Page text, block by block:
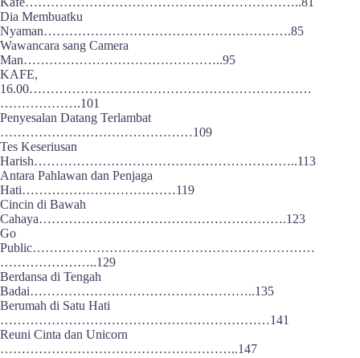
Dia Membuatku
Nyaman………………………………………………….85
Wawancara sang Camera
Man………………………………………..95
KAFE,
16.00…………………………………………………………
……………….101
Penyesalan Datang Terlambat
………………………………………109
Tes Keseriusan
Harish……………………………………………………..113
Antara Pahlawan dan Penjaga
Hati………………………………119
Cincin di Bawah
Cahaya………………………………………………….123
Go
Public…………………………………………………………
…………………..129
Berdansa di Tengah
Badai……………………………………………..135
Berumah di Satu Hati
………………………………………………………141
Reuni Cinta dan Unicorn
………………………………………………..147